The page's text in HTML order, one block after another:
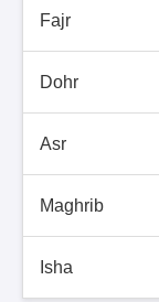
Fajr
Dohr
Asr
Maghrib
Isha